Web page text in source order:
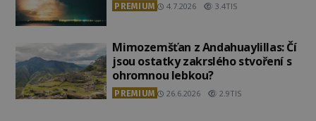
PREMIUM 4.7.2026 3.4TIS
Mimozemšťan z Andahuaylillas: Čí
jsou ostatky zakrslého stvoření s
ohromnou lebkou?
PREMIUM 26.6.2026 2.9TIS